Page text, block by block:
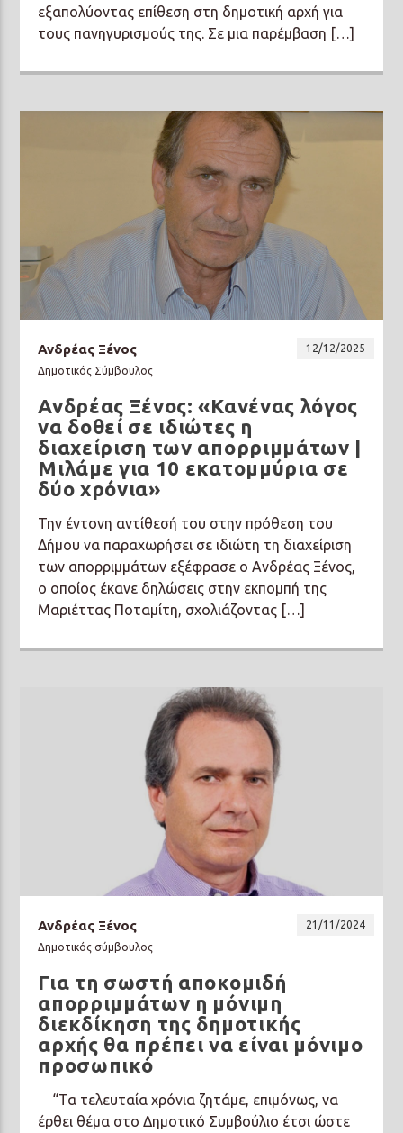
εξαπολύοντας επίθεση στη δημοτική αρχή για
τους πανηγυρισμούς της. Σε μια παρέμβαση […]
Ανδρέας Ξένος
12/12/2025
Δημοτικός Σύμβουλος
Ανδρέας Ξένος: «Κανένας λόγος
να δοθεί σε ιδιώτες η
διαχείριση των απορριμμάτων |
Μιλάμε για 10 εκατομμύρια σε
δύο χρόνια»
Την έντονη αντίθεσή του στην πρόθεση του
Δήμου να παραχωρήσει σε ιδιώτη τη διαχείριση
των απορριμμάτων εξέφρασε ο Ανδρέας Ξένος,
ο οποίος έκανε δηλώσεις στην εκπομπή της
Μαριέττας Ποταμίτη, σχολιάζοντας […]
Ανδρέας Ξένος
21/11/2024
Δημοτικός σύμβουλος
Για τη σωστή αποκομιδή
απορριμμάτων η μόνιμη
διεκδίκηση της δημοτικής
αρχής θα πρέπει να είναι μόνιμο
προσωπικό
“Τα τελευταία χρόνια ζητάμε, επιμόνως, να
έρθει θέμα στο Δημοτικό Συμβούλιο έτσι ώστε